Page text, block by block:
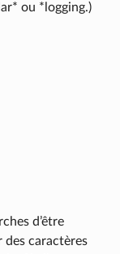
ou *logging.)
d’être
caractères